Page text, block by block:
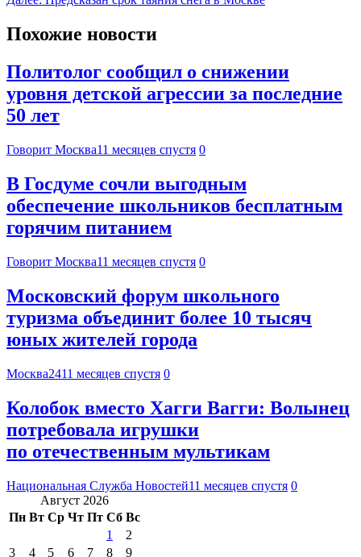
Похожие новости
Политолог сообщил о снижении
уровня детской агрессии за последние
50 лет
Говорит Москва11 месяцев спустя 0
В Госдуме сочли выгодным
обеспечение школьников бесплатным
горячим питанием
Говорит Москва11 месяцев спустя 0
Московский форум школьного
туризма объединит более 10 тысяч
юных жителей города
Москва2411 месяцев спустя 0
Колобок вместо Хагги Вагги: Волынец
потребовала игрушки
по отечественным мультикам
Национальная Служба Новостей11 месяцев спустя 0
Август 2026
Пн Вт Ср Чт Пт Сб Вс
1
2
3
4 5 6 7 8
9